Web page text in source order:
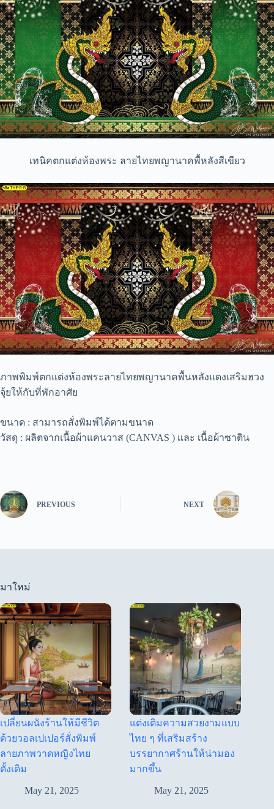
เทนิคตกแต่งห้องพระ ลายไทยพญานาคพื้หลังสีเขียว
ภาพพิมพ์ตกแต่งห้องพระลายไทยพญานาคพื้นหลังแดงเสริมฮวง
จุ้ยให้กับที่พักอาศัย
ขนาด : สามารถสั่งพิมพ์ได้ตามขนาด
วัสดุ : ผลิตจากเนื้อผ้าแคนวาส (CANVAS ) และ เนื้อผ้าซาติน
PREVIOUS NEXT
มาใหม่
เปลี่ยนผนังร้านให้มีชีวิต
ด้วยวอลเปเปอร์สั่งพิมพ์
ลายภาพวาดหญิงไทย
ดั้งเดิม
May 21, 2025
แต่งเติมความสวยงามแบบ
ไทย ๆ ที่เสริมสร้าง
บรรยากาศร้านให้น่ามอง
มากขึ้น
May 21, 2025